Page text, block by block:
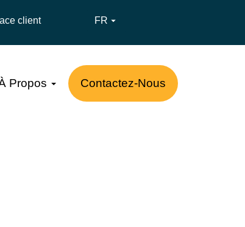
client FR 
Propos Contactez-Nous